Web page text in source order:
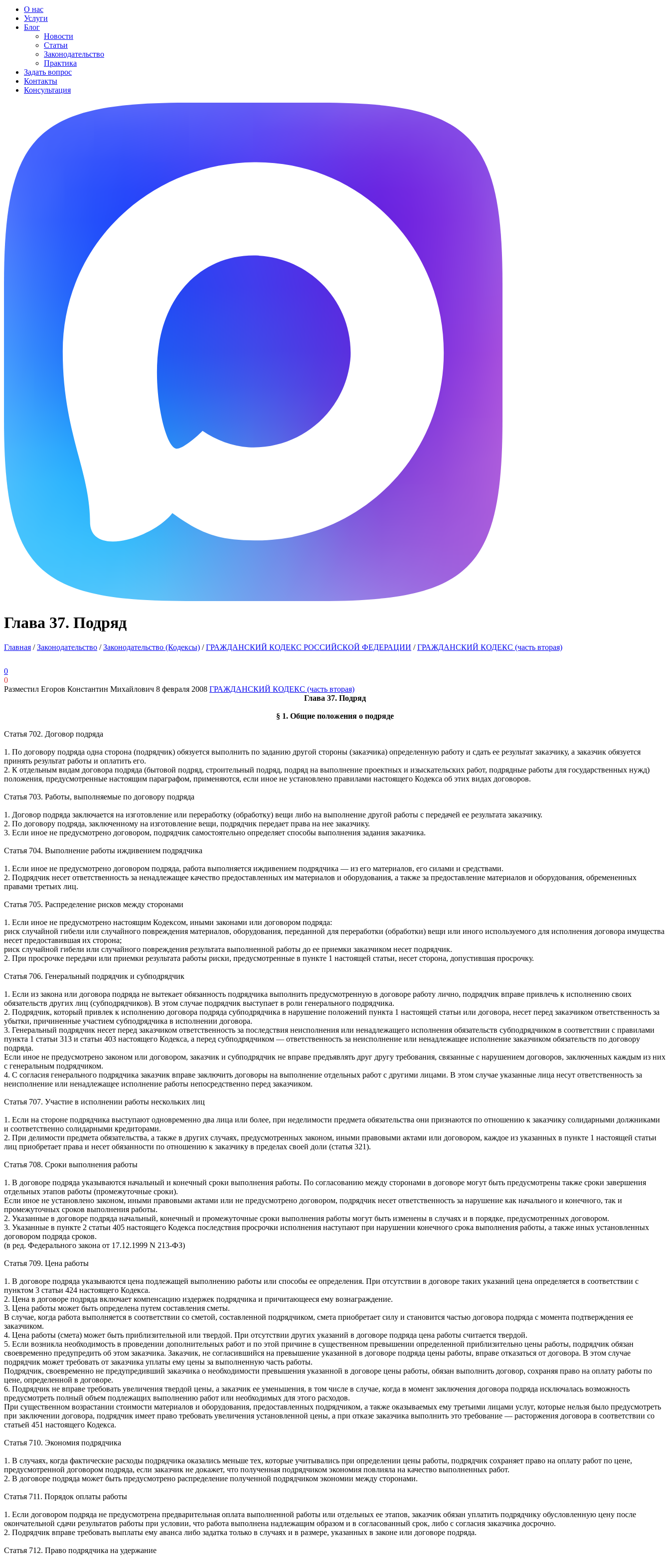
О нас
Услуги
Блог
Новости
Статьи
Законодательство
Практика
Задать вопрос
Контакты
Консультация
Глава 37. Подряд
Главная /Законодательство /Законодательство (Кодексы) /ГРАЖДАНСКИЙ КОДЕКС РОССИЙСКОЙ ФЕДЕРАЦИИ /ГРАЖДАНСКИЙ КОДЕКС (часть вторая)
0
0
Разместил Егоров Константин Михайлович 8 февраля 2008 ГРАЖДАНСКИЙ КОДЕКС (часть вторая)
Глава 37. Подряд
§ 1. Общие положения о подряде
Статья 702. Договор подряда
1. По договору подряда одна сторона (подрядчик) обязуется выполнить по заданию другой стороны (заказчика) определенную работу и сдать ее результат заказчику, а заказчик обязуется
принять результат работы и оплатить его.
2. К отдельным видам договора подряда (бытовой подряд, строительный подряд, подряд на выполнение проектных и изыскательских работ, подрядные работы для государственных нужд)
положения, предусмотренные настоящим параграфом, применяются, если иное не установлено правилами настоящего Кодекса об этих видах договоров.
Статья 703. Работы, выполняемые по договору подряда
1. Договор подряда заключается на изготовление или переработку (обработку) вещи либо на выполнение другой работы с передачей ее результата заказчику.
2. По договору подряда, заключенному на изготовление вещи, подрядчик передает права на нее заказчику.
3. Если иное не предусмотрено договором, подрядчик самостоятельно определяет способы выполнения задания заказчика.
Статья 704. Выполнение работы иждивением подрядчика
1. Если иное не предусмотрено договором подряда, работа выполняется иждивением подрядчика — из его материалов, его силами и средствами.
2. Подрядчик несет ответственность за ненадлежащее качество предоставленных им материалов и оборудования, а также за предоставление материалов и оборудования, обремененных
правами третьих лиц.
Статья 705. Распределение рисков между сторонами
1. Если иное не предусмотрено настоящим Кодексом, иными законами или договором подряда:
риск случайной гибели или случайного повреждения материалов, оборудования, переданной для переработки (обработки) вещи или иного используемого для исполнения договора имущества
несет предоставившая их сторона;
риск случайной гибели или случайного повреждения результата выполненной работы до ее приемки заказчиком несет подрядчик.
2. При просрочке передачи или приемки результата работы риски, предусмотренные в пункте 1 настоящей статьи, несет сторона, допустившая просрочку.
Статья 706. Генеральный подрядчик и субподрядчик
1. Если из закона или договора подряда не вытекает обязанность подрядчика выполнить предусмотренную в договоре работу лично, подрядчик вправе привлечь к исполнению своих
обязательств других лиц (субподрядчиков). В этом случае подрядчик выступает в роли генерального подрядчика.
2. Подрядчик, который привлек к исполнению договора подряда субподрядчика в нарушение положений пункта 1 настоящей статьи или договора, несет перед заказчиком ответственность за
убытки, причиненные участием субподрядчика в исполнении договора.
3. Генеральный подрядчик несет перед заказчиком ответственность за последствия неисполнения или ненадлежащего исполнения обязательств субподрядчиком в соответствии с правилами
пункта 1 статьи 313 и статьи 403 настоящего Кодекса, а перед субподрядчиком — ответственность за неисполнение или ненадлежащее исполнение заказчиком обязательств по договору
подряда.
Если иное не предусмотрено законом или договором, заказчик и субподрядчик не вправе предъявлять друг другу требования, связанные с нарушением договоров, заключенных каждым из них
с генеральным подрядчиком.
4. С согласия генерального подрядчика заказчик вправе заключить договоры на выполнение отдельных работ с другими лицами. В этом случае указанные лица несут ответственность за
неисполнение или ненадлежащее исполнение работы непосредственно перед заказчиком.
Статья 707. Участие в исполнении работы нескольких лиц
1. Если на стороне подрядчика выступают одновременно два лица или более, при неделимости предмета обязательства они признаются по отношению к заказчику солидарными должниками
и соответственно солидарными кредиторами.
2. При делимости предмета обязательства, а также в других случаях, предусмотренных законом, иными правовыми актами или договором, каждое из указанных в пункте 1 настоящей статьи
лиц приобретает права и несет обязанности по отношению к заказчику в пределах своей доли (статья 321).
Статья 708. Сроки выполнения работы
1. В договоре подряда указываются начальный и конечный сроки выполнения работы. По согласованию между сторонами в договоре могут быть предусмотрены также сроки завершения
отдельных этапов работы (промежуточные сроки).
Если иное не установлено законом, иными правовыми актами или не предусмотрено договором, подрядчик несет ответственность за нарушение как начального и конечного, так и
промежуточных сроков выполнения работы.
2. Указанные в договоре подряда начальный, конечный и промежуточные сроки выполнения работы могут быть изменены в случаях и в порядке, предусмотренных договором.
3. Указанные в пункте 2 статьи 405 настоящего Кодекса последствия просрочки исполнения наступают при нарушении конечного срока выполнения работы, а также иных установленных
договором подряда сроков.
(в ред. Федерального закона от 17.12.1999 N 213-ФЗ)
Статья 709. Цена работы
1. В договоре подряда указываются цена подлежащей выполнению работы или способы ее определения. При отсутствии в договоре таких указаний цена определяется в соответствии с
пунктом 3 статьи 424 настоящего Кодекса.
2. Цена в договоре подряда включает компенсацию издержек подрядчика и причитающееся ему вознаграждение.
3. Цена работы может быть определена путем составления сметы.
В случае, когда работа выполняется в соответствии со сметой, составленной подрядчиком, смета приобретает силу и становится частью договора подряда с момента подтверждения ее
заказчиком.
4. Цена работы (смета) может быть приблизительной или твердой. При отсутствии других указаний в договоре подряда цена работы считается твердой.
5. Если возникла необходимость в проведении дополнительных работ и по этой причине в существенном превышении определенной приблизительно цены работы, подрядчик обязан
своевременно предупредить об этом заказчика. Заказчик, не согласившийся на превышение указанной в договоре подряда цены работы, вправе отказаться от договора. В этом случае
подрядчик может требовать от заказчика уплаты ему цены за выполненную часть работы.
Подрядчик, своевременно не предупредивший заказчика о необходимости превышения указанной в договоре цены работы, обязан выполнить договор, сохраняя право на оплату работы по
цене, определенной в договоре.
6. Подрядчик не вправе требовать увеличения твердой цены, а заказчик ее уменьшения, в том числе в случае, когда в момент заключения договора подряда исключалась возможность
предусмотреть полный объем подлежащих выполнению работ или необходимых для этого расходов.
При существенном возрастании стоимости материалов и оборудования, предоставленных подрядчиком, а также оказываемых ему третьими лицами услуг, которые нельзя было предусмотреть
при заключении договора, подрядчик имеет право требовать увеличения установленной цены, а при отказе заказчика выполнить это требование — расторжения договора в соответствии со
статьей 451 настоящего Кодекса.
Статья 710. Экономия подрядчика
1. В случаях, когда фактические расходы подрядчика оказались меньше тех, которые учитывались при определении цены работы, подрядчик сохраняет право на оплату работ по цене,
предусмотренной договором подряда, если заказчик не докажет, что полученная подрядчиком экономия повлияла на качество выполненных работ.
2. В договоре подряда может быть предусмотрено распределение полученной подрядчиком экономии между сторонами.
Статья 711. Порядок оплаты работы
1. Если договором подряда не предусмотрена предварительная оплата выполненной работы или отдельных ее этапов, заказчик обязан уплатить подрядчику обусловленную цену после
окончательной сдачи результатов работы при условии, что работа выполнена надлежащим образом и в согласованный срок, либо с согласия заказчика досрочно.
2. Подрядчик вправе требовать выплаты ему аванса либо задатка только в случаях и в размере, указанных в законе или договоре подряда.
Статья 712. Право подрядчика на удержание